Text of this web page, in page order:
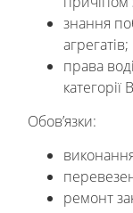
знання
агрегатів;
права
категорії
Обов’язки:
ремонт